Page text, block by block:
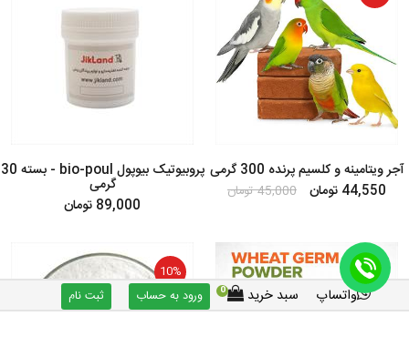
واتساپ سبد خرید 0 ورود به حساب ثبت نام
آجر ویتامینه و کلسیم پرنده 300 گرمی
44,550 تومان
45,000 تومان
پروبیوتیک بیوپول bio-poul - بسته 30
گرمی
89,000 تومان
10%